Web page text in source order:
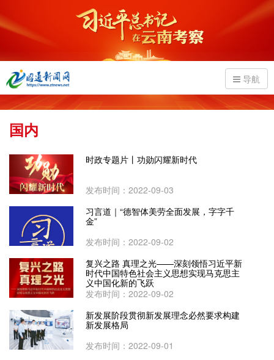
导航
国内
时政专题片丨功勋闪耀新时代
发布时间：2022-09-03
习言道｜“德智体美劳全面发展，字字千
金”
发布时间：2022-09-02
复兴之路 真理之光——深刻领悟习近平新
时代中国特色社会主义思想实现马克思主
义中国化新的飞跃
发布时间：2022-09-02
新发展阶段贯彻新发展理念必然要求构建
新发展格局
发布时间：2022-09-01